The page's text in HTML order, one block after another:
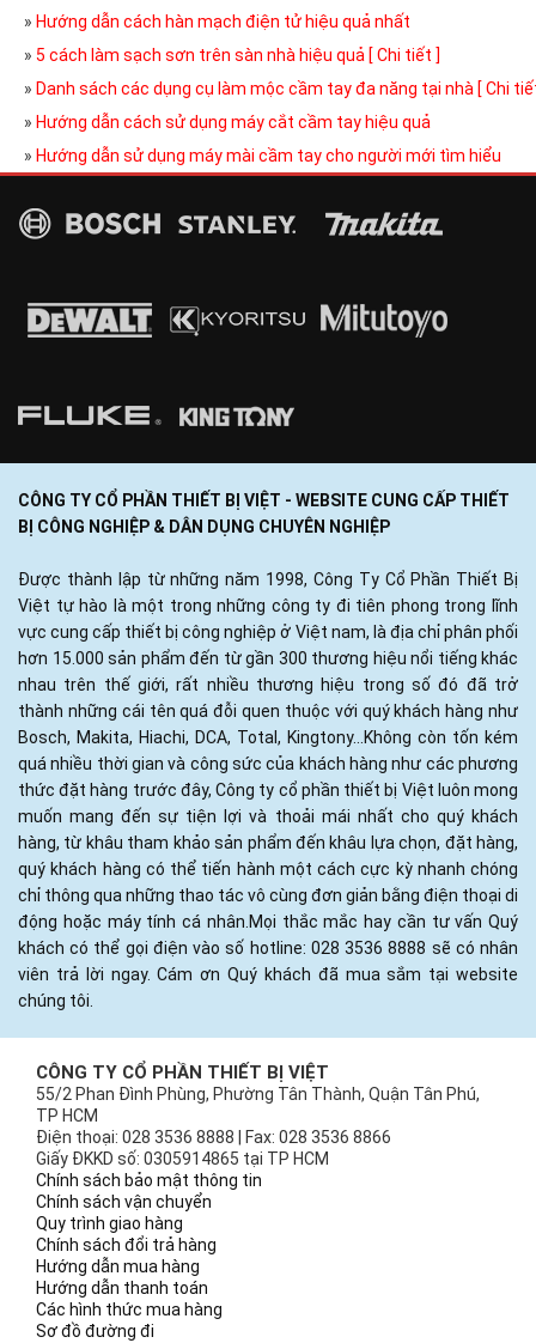
» Hướng dẫn cách hàn mạch điện tử hiệu quả nhất
» 5 cách làm sạch sơn trên sàn nhà hiệu quả [ Chi tiết ]
» Danh sách các dụng cụ làm mộc cầm tay đa năng tại nhà [ Chi
» Hướng dẫn cách sử dụng máy cắt cầm tay hiệu quả
» Hướng dẫn sử dụng máy mài cầm tay cho người mới tìm hiểu
CÔNG TY CỔ PHẦN THIẾT BỊ VIỆT - WEBSITE CUNG CẤP THIẾT
BỊ CÔNG NGHIỆP & DÂN DỤNG CHUYÊN NGHIỆP
Được thành lập từ những năm 1998, Công Ty Cổ Phần Thiết Bị
Việt tự hào là một trong những công ty đi tiên phong trong lĩnh
vực cung cấp thiết bị công nghiệp ở Việt nam, là địa chỉ phân phối
hơn 15.000 sản phẩm đến từ gần 300 thương hiệu nổi tiếng khác
nhau trên thế giới, rất nhiều thương hiệu trong số đó đã trở
thành những cái tên quá đỗi quen thuộc với quý khách hàng như
Bosch, Makita, Hiachi, DCA, Total, Kingtony...Không còn tốn kém
quá nhiều thời gian và công sức của khách hàng như các phương
thức đặt hàng trước đây, Công ty cổ phần thiết bị Việt luôn mong
muốn mang đến sự tiện lợi và thoải mái nhất cho quý khách
hàng, từ khâu tham khảo sản phẩm đến khâu lựa chọn, đặt hàng,
quý khách hàng có thể tiến hành một cách cực kỳ nhanh chóng
chỉ thông qua những thao tác vô cùng đơn giản bằng điện thoại di
động hoặc máy tính cá nhân.Mọi thắc mắc hay cần tư vấn Quý
khách có thể gọi điện vào số hotline: 028 3536 8888 sẽ có nhân
viên trả lời ngay. Cám ơn Quý khách đã mua sắm tại website
chúng tôi.
CÔNG TY CỔ PHẦN THIẾT BỊ VIỆT
55/2 Phan Đình Phùng, Phường Tân Thành, Quận Tân Phú,
TP HCM
Điện thoại: 028 3536 8888 | Fax: 028 3536 8866
Giấy ĐKKD số: 0305914865 tại TP HCM
Chính sách bảo mật thông tin
Chính sách vận chuyển
Quy trình giao hàng
Chính sách đổi trả hàng
Hướng dẫn mua hàng
Hướng dẫn thanh toán
Các hình thức mua hàng
Sơ đồ đường đi